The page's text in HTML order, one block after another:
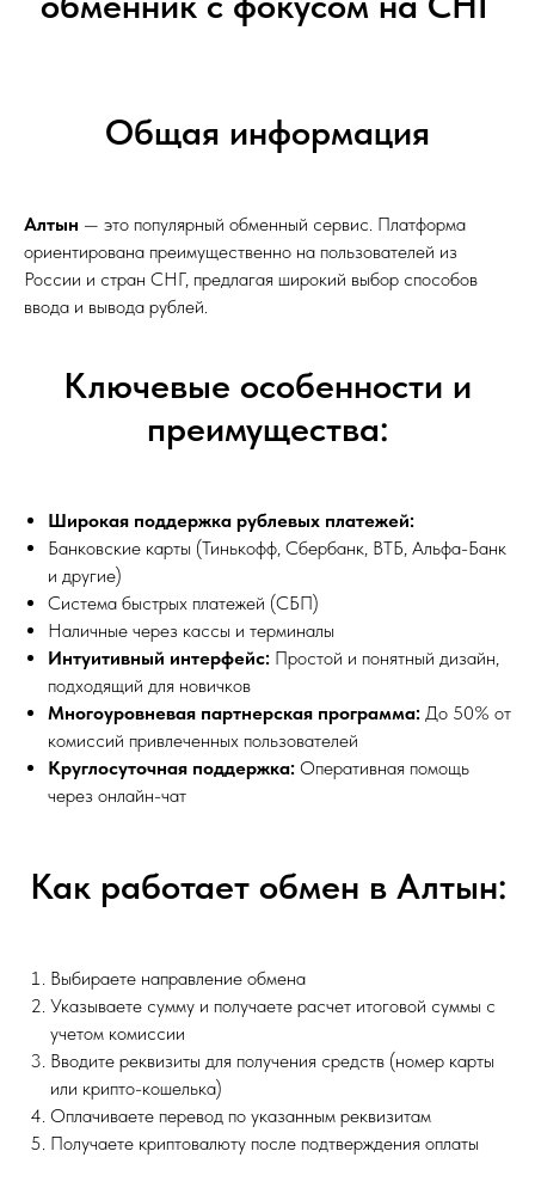
Общая информация
Алтын — это популярный обменный сервис. Платформа
ориентирована преимущественно на пользователей из
России и стран СНГ, предлагая широкий выбор способов
ввода и вывода рублей.
Ключевые особенности и
преимущества:
Широкая поддержка рублевых платежей:
Банковские карты (Тинькофф, Сбербанк, ВТБ, Альфа-Банк
и другие)
Система быстрых платежей (СБП)
Наличные через кассы и терминалы
Интуитивный интерфейс: Простой и понятный дизайн,
подходящий для новичков
Многоуровневая партнерская программа: До 50% от
комиссий привлеченных пользователей
Круглосуточная поддержка: Оперативная помощь
через онлайн-чат
Как работает обмен в Алтын:
Выбираете направление обмена
Указываете сумму и получаете расчет итоговой суммы с
учетом комиссии
Вводите реквизиты для получения средств (номер карты
или крипто-кошелька)
Оплачиваете перевод по указанным реквизитам
Получаете криптовалюту после подтверждения оплаты